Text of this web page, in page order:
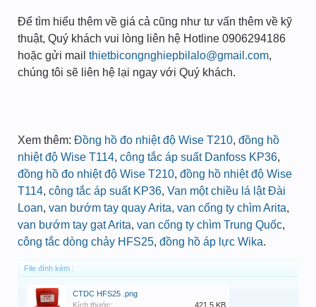
Để tìm hiểu thêm về giá cả cũng như tư vấn thêm về kỹ
thuật, Quý khách vui lòng liên hệ Hotline 0906294186
hoặc gửi mail thietbicongnghiepbilalo@gmail.com,
chúng tôi sẽ liên hệ lại ngay với Quý khách.
Xem thêm: Đồng hồ đo nhiệt độ Wise T210, đồng hồ
nhiệt độ Wise T114, công tắc áp suất Danfoss KP36,
đồng hồ đo nhiệt độ Wise T210, đồng hồ nhiệt độ Wise
T114, công tắc áp suất KP36, Van một chiều lá lật Đài
Loan, van bướm tay quay Arita, van cổng ty chìm Arita,
van bướm tay gạt Arita, van cổng ty chìm Trung Quốc,
công tắc dòng chảy HFS25, đồng hồ áp lực Wika.
File đính kèm :
CTDC HFS25 .png
Kích thước:
421.5 KB